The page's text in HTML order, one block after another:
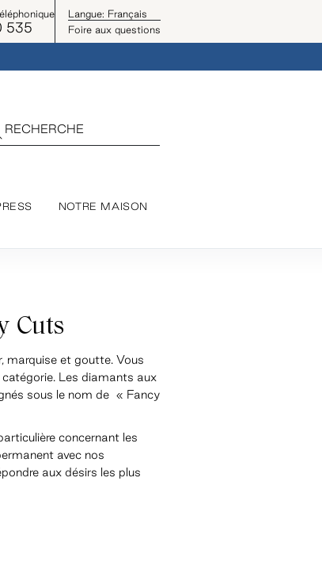
535
Langue: Français
Foire aux questions
RECHERCHE
NOTRE MAISON
Cuts
marquise et goutte. Vous
Les diamants aux
sous le nom de « Fancy
concernant les
avec nos
aux désirs les plus